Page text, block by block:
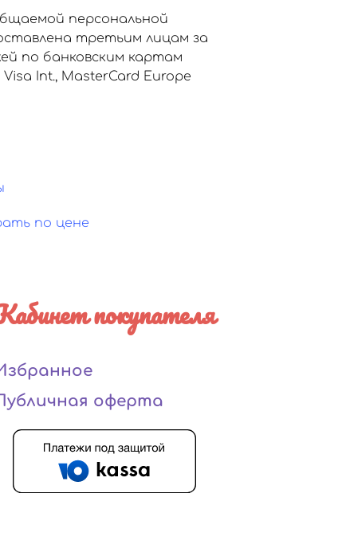
персональной
третьим лицам за
по банковским картам
Int., MasterCard Europe
по цене
покупателя
оферта